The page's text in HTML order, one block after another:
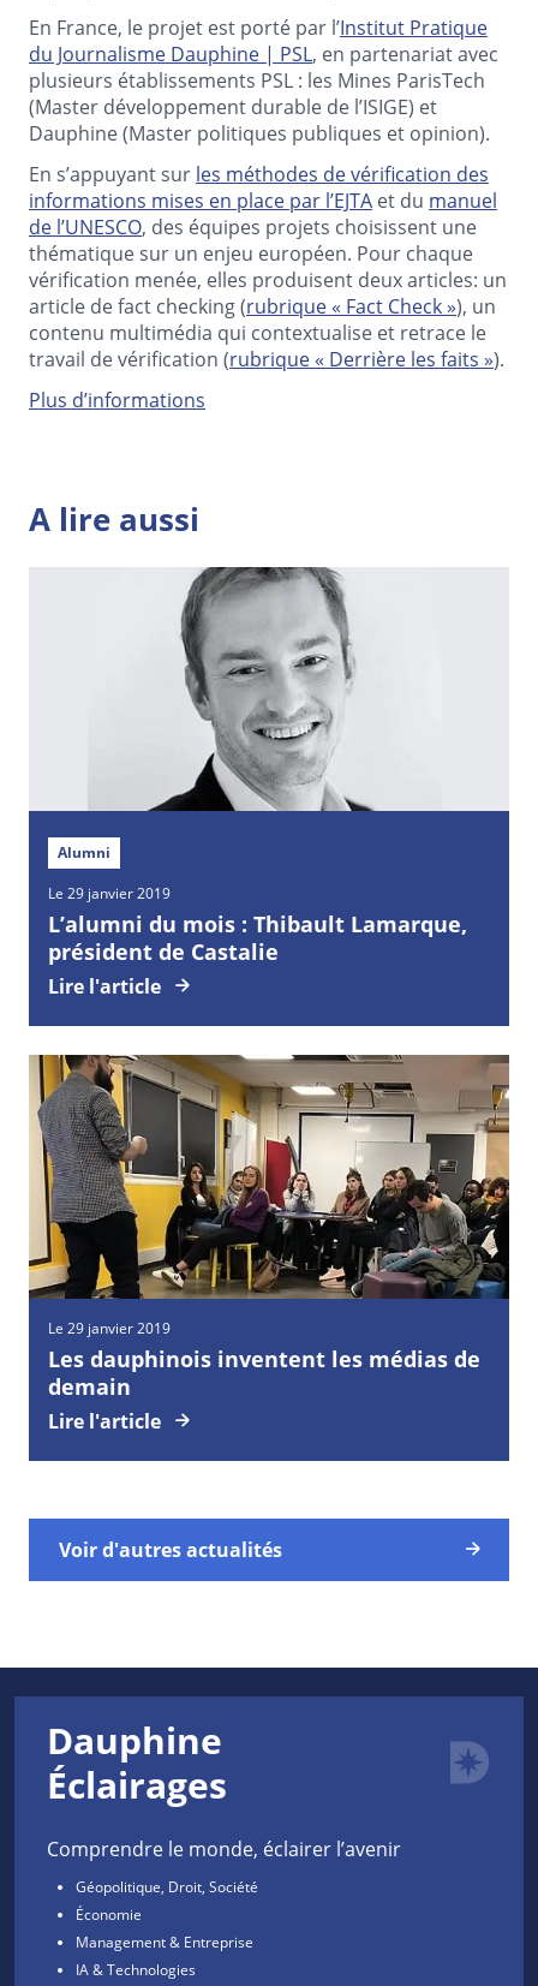
En France, le projet est porté par l’Institut Pratique
du Journalisme Dauphine | PSL, en partenariat avec
plusieurs établissements PSL : les Mines ParisTech
(Master développement durable de l’ISIGE) et
Dauphine (Master politiques publiques et opinion).
En s’appuyant sur les méthodes de vérification des
informations mises en place par l’EJTA et du manuel
de l’UNESCO, des équipes projets choisissent une
thématique sur un enjeu européen. Pour chaque
vérification menée, elles produisent deux articles: un
article de fact checking (rubrique « Fact Check »), un
contenu multimédia qui contextualise et retrace le
travail de vérification (rubrique « Derrière les faits »).
Plus d’informations
A lire aussi
Alumni
Le 29 janvier 2019
L’alumni du mois : Thibault Lamarque,
président de Castalie
Lire l'article
Le 29 janvier 2019
Les dauphinois inventent les médias de
demain
Lire l'article
Voir d'autres actualités
Dauphine
Éclairages
Comprendre le monde, éclairer l’avenir
Géopolitique, Droit, Société
Économie
Management & Entreprise
IA & Technologies